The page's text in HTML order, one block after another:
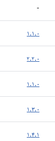
-
۱.۱.۰
۲.۲.۰
۱.۱.۰
۱.۳.۰
۱.۴.۱